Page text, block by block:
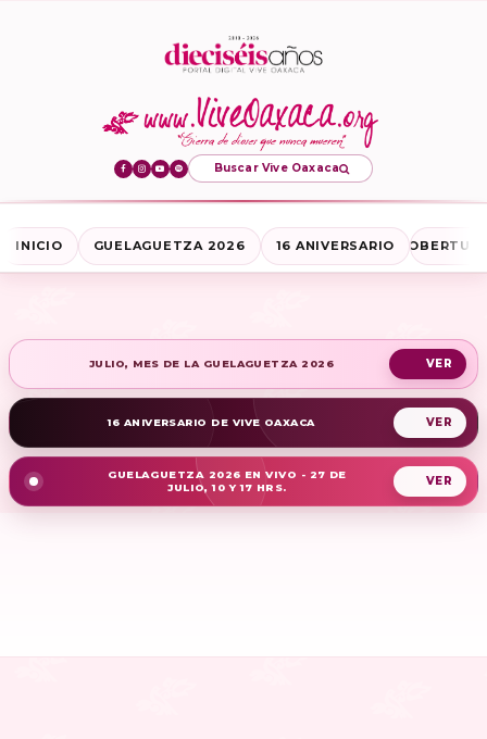
Buscar Vive Oaxaca
INICIO GUELAGUETZA 2026 16 ANIVERSARIO
JULIO, MES DE LA GUELAGUETZA 2026
16 ANIVERSARIO DE VIVE OAXACA
GUELAGUETZA 2026 EN VIVO - 27 DE
JULIO, 10 Y 17 HRS.